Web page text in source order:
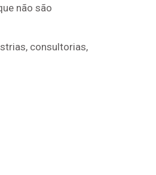
não são
consultorias,